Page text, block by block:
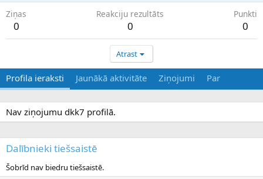
Ziņas
0
Reakciju rezultāts
0
Punkti
0
Atrast
Profila ieraksti Jaunākā aktivitāte Ziņojumi Par
Nav ziņojumu dkk7 profilā.
Dalībnieki tiešsaistē
Šobrīd nav biedru tiešsaistē.